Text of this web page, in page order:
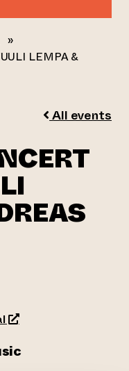
»
LEMPA &
All events
(opens an external